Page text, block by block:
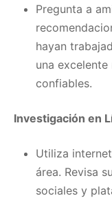
Pregunta a
hayan
una
confiables.
Investigación en
Utiliza
área. Revisa
sociales y